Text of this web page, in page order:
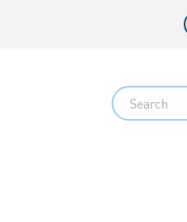
Search